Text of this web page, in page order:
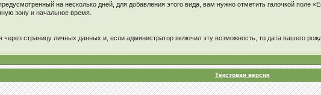
на несколько дней, для добавления этого вида, вам нужно отметить галочкой поле
зону и начальное время.
страницу личных данных и, если администратор включил эту возможность, то дата вашего
Текстовая версия